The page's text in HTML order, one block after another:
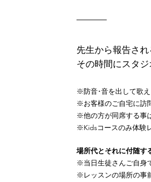
先生から報告され
その時間にスタ
※防音･音を出して歌え
※お客様のご自宅に訪
※他の方が同席する事
※Kidsコースのみ体験
場所代とそれに付随す
※当日生徒さんご自身
※レッスンの場所の事